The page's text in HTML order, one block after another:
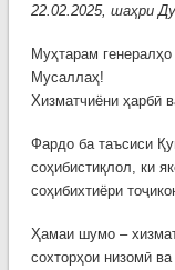
22.02.2025, шаҳри
Муҳтарам
Мусаллаҳ!
Хизматчиёни ҳарбӣ
Фардо ба таъсиси
соҳибистиқлол, ки
соҳибихтиёри
Ҳамаи шумо –
сохторҳои низомӣ